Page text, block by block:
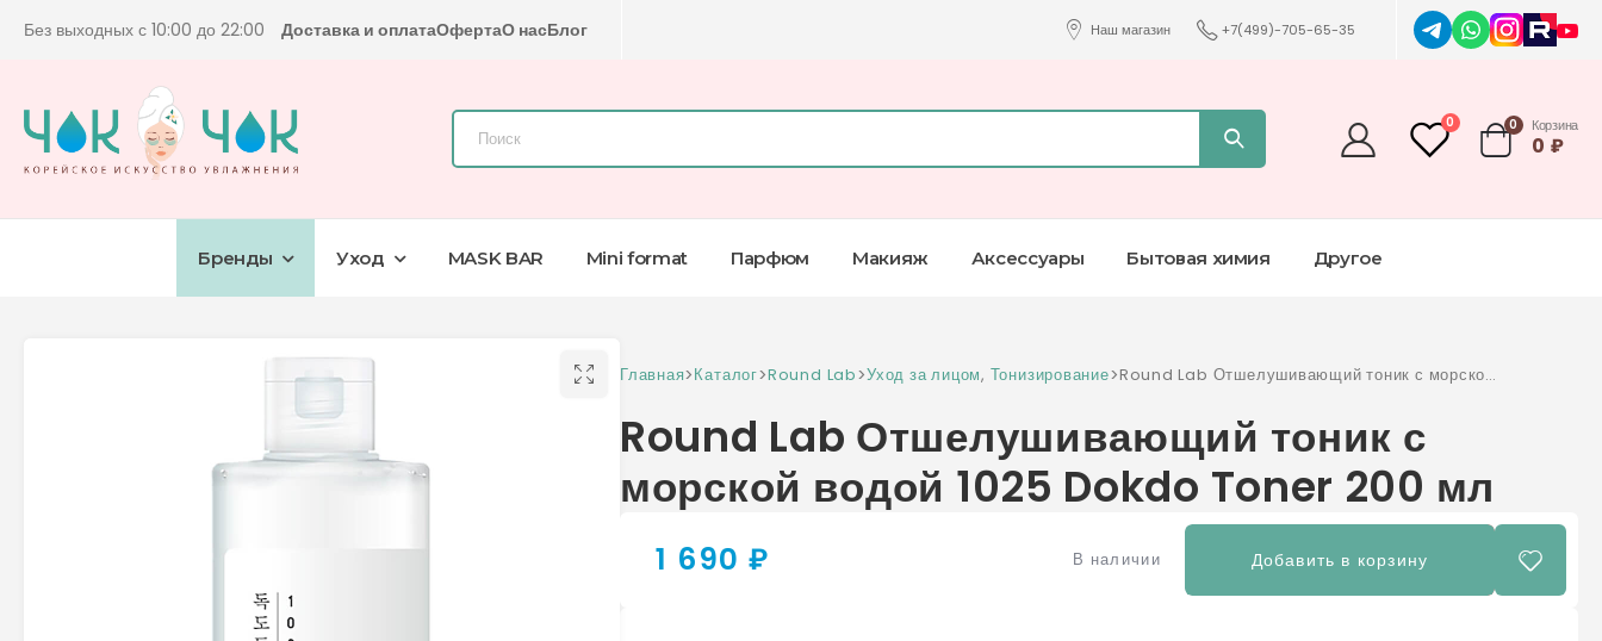
Без выходных с 10:00 до 22:00 Доставка и оплатаОфертаО насБлог Наш магазин +7(499)-705-65-35
0 0 Корзина
0 ₽
Бренды Уход MASK BAR Mini format Парфюм Макияж Аксессуары Бытовая химия Другое
Главная>Каталог>Round Lab>Уход за лицом, Тонизирование>Round Lab Отшелушивающий тоник с морской
Round Lab Отшелушивающий тоник с
морской водой 1025 Dokdo Toner 200 мл
1 690 ₽ В наличии Добавить в корзину